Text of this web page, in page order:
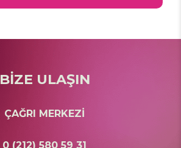
BİZE ULAŞIN
ÇAĞRI MERKEZİ
0 (212) 580 59 31